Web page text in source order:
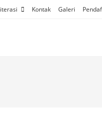
Kontak Galeri